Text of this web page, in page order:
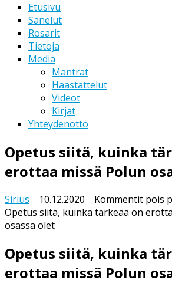
Etusivu
Sanelut
Rosarit
Tietoja
Media
Mantrat
Haastattelut
Videot
Kirjat
Yhteydenotto
Opetus siitä, kuinka
erottaa missä Polun
Sirius 10.12.2020 Kommentit pois
Opetus siitä, kuinka tärkeää on
osassa olet
Opetus siitä, kuinka
erottaa missä Polun